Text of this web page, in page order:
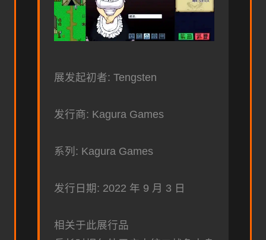
展发起初者: Tengsten
发行商: Kagura Games
系列: Kagura Games
发行日期: 2022 年 9 月 3 日
相关于此展行品